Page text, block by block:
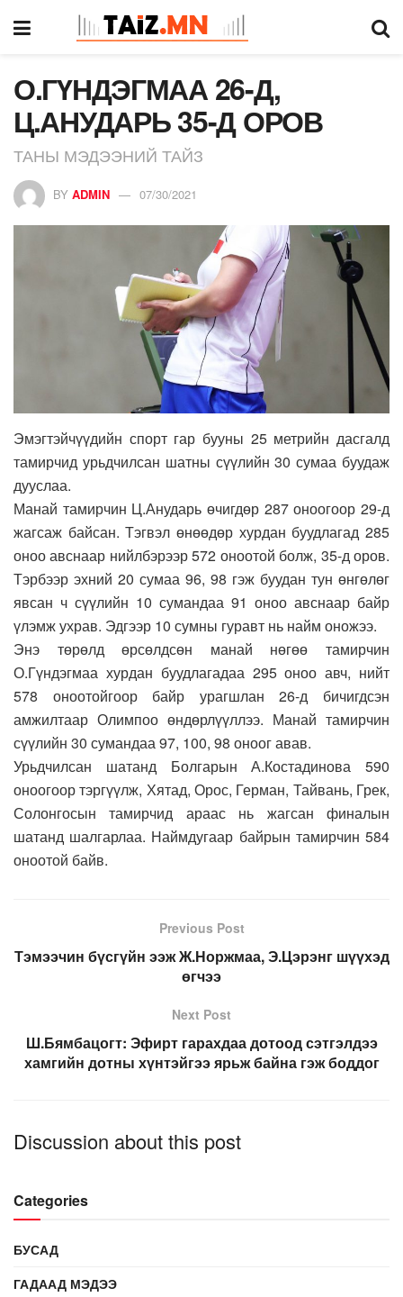
О.ГҮНДЭГМАА 26-Д,
Ц.АНУДАРЬ 35-Д ОРОВ
ТАНЫ МЭДЭЭНИЙ ТАЙЗ
BY ADMIN 07/30/2021
Эмэгтэйчүүдийн спорт гар бууны 25 метрийн дасгалд
тамирчид урьдчилсан шатны сүүлийн 30 сумаа буудаж
дууслаа.
Манай тамирчин Ц.Анударь өчигдөр 287 оноогоор 29-д
жагсаж байсан. Тэгвэл өнөөдөр хурдан буудлагад 285
оноо авснаар нийлбэрээр 572 оноотой болж, 35-д оров.
Тэрбээр эхний 20 сумаа 96, 98 гэж буудан тун өнгөлөг
явсан ч сүүлийн 10 сумандаа 91 оноо авснаар байр
үлэмж ухрав. Эдгээр 10 сумны гуравт нь найм оножээ.
Энэ төрөлд өрсөлдсөн манай нөгөө тамирчин
О.Гүндэгмаа хурдан буудлагадаа 295 оноо авч, нийт
578 оноотойгоор байр урагшлан 26-д бичигдсэн
амжилтаар Олимпоо өндөрлүүллээ. Манай тамирчин
сүүлийн 30 сумандаа 97, 100, 98 оноог авав.
Урьдчилсан шатанд Болгарын А.Костадинова 590
оноогоор тэргүүлж, Хятад, Орос, Герман, Тайвань, Грек,
Солонгосын тамирчид араас нь жагсан финалын
шатанд шалгарлаа. Наймдугаар байрын тамирчин 584
оноотой байв.
Previous Post
Тэмээчин бүсгүйн ээж Ж.Норжмаа, Э.Цэрэнг шүүхэд
өгчээ
Next Post
Ш.Бямбацогт: Эфирт гарахдаа дотоод сэтгэлдээ
хамгийн дотны хүнтэйгээ ярьж байна гэж боддог
Discussion about this post
Categories
БУСАД
ГАДААД МЭДЭЭ